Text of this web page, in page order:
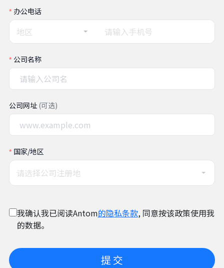
办公电话
地区
公司名称
公司网址 (可选)
国家/地区
请选择公司注册地
我确认我已阅读Antom的隐私条款, 同意按该政策使用我
的数据。
提 交